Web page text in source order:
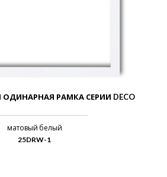
РАМКА СЕРИИ DECO
матовый белый
25DRW-1